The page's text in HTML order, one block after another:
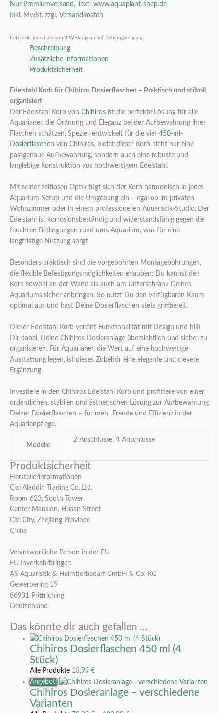
Nur Premiumversand ,
Text: www.aquaplant-shop.de
inkl. MwSt. zzgl. Versandkosten
Lieferzeit: innerhalb von 3 Werktagen nach Zahlungseingang
Beschreibung
Zusätzliche Informationen
Produktsicherheit
Edelstahl Korb für Chihiros Dosierflaschen – Praktisch und stilvoll
organisiert
Der Edelstahl Korb von Chihiros ist die perfekte Lösung für alle
Aquarianer, die Ordnung und Eleganz bei der Aufbewahrung ihrer
Flaschen schätzen. Speziell entwickelt für die vier 450-ml-
Dosierflaschen von Chihiros, bietet dieser Korb nicht nur eine
passgenaue Aufbewahrung, sondern auch eine robuste und
langlebige Konstruktion aus hochwertigem Edelstahl.
Mit seiner zeitlosen Optik fügt sich der Korb harmonisch in jedes
Aquarium-Setup und die Umgebung ein – egal ob im privaten
Wohnzimmer oder in einem professionellen Aquaristik-Studio. Der
Edelstahl ist korrosionsbeständig und widerstandsfähig gegen die
feuchten Bedingungen rund ums Aquarium, was für eine
langfristige Nutzung sorgt.
Besonders praktisch sind die vorgebohrten Montagebohrungen,
die flexible Befestigungsmöglichkeiten erlauben: Du kannst den
Korb sowohl an der Wand als auch am Unterschrank Deines
Aquariums sicher anbringen. So nutzt Du den verfügbaren Raum
optimal aus und hast Deine Dosierflaschen stets griffbereit.
Dieser Edelstahl Korb vereint Funktionalität mit Design und hilft
Dir dabei, Deine Chihiros Dosieranlage übersichtlich und sicher zu
organisieren. Für Aquarianer, die Wert auf eine hochwertige
Ausstattung legen, ist dieses Zubehör eine elegante und clevere
Ergänzung.
Investiere in den Chihiros Edelstahl Korb und profitiere von einer
ordentlichen, stabilen und ästhetischen Lösung zur Aufbewahrung
Deiner Dosierflaschen – für mehr Freude und Effizienz in der
Aquarienpflege.
Modelle
2 Anschlüsse, 4 Anschlüsse
Produktsicherheit
Herstellerinformationen
Cixi Aladdin Trading Co.,Ltd.
Room 623, South Tower
Center Mansion, Husan Street
Cixi City, Zhejiang Province
China
Verantwortliche Person in der EU
EU Inverkehrbringer:
AS Aquaristik & Heimtierbedarf GmbH & Co. KG
Gewerbering 19
86931 Prittriching
Deutschland
Das könnte dir auch gefallen …
Chihiros Dosierflaschen 450 ml (4
Stück)
Alle Produkte 13,99€
Angebot!
Chihiros Dosieranlage – verschiedene
Varianten